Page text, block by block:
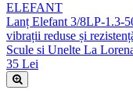
ELEFANT
Lanț Elefant 3/8LP-1.3-
vibrații reduse și
Scule si Unelte La
35 Lei